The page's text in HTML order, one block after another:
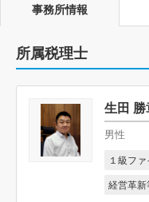
事務所情報
所属税理士
生田
男性
１級フ
経営革